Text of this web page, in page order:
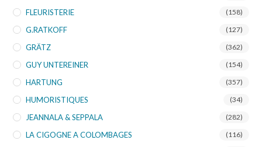
FLEURISTERIE (158)
G.RATKOFF (127)
GRÄTZ (362)
GUY UNTEREINER (154)
HARTUNG (357)
HUMORISTIQUES (34)
JEANNALA & SEPPALA (282)
LA CIGOGNE A COLOMBAGES (116)